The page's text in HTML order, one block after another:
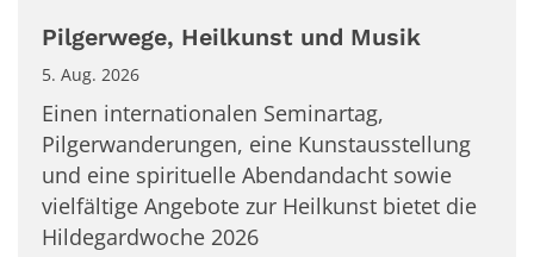
Pilgerwege, Heilkunst und Musik
5. Aug. 2026
Einen internationalen Seminartag,
Pilgerwanderungen, eine Kunstausstellung
und eine spirituelle Abendandacht sowie
vielfältige Angebote zur Heilkunst bietet die
Hildegardwoche 2026